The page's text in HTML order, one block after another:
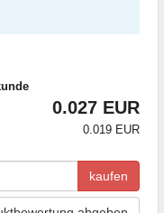
0.027 EUR
0.019 EUR
kaufen